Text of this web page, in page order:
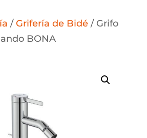
/Grifería de Bidé/ Grifo
BONA